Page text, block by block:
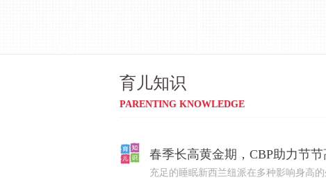
育儿知识
PARENTING KNOWLEDGE
春季长高黄金期，CBP助力节节
充足的睡眠新西兰纽派在多种影响身高